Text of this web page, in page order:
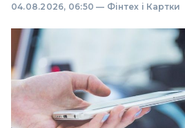
04.08.2026, 06:50 — Фінтех і Картки